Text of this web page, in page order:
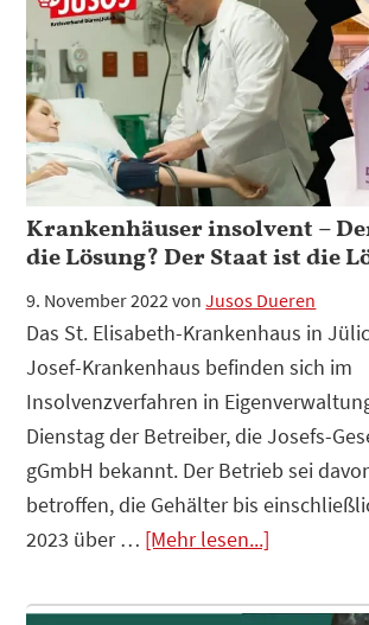
fordern:
KFZ-
Kennzeichen
„Monschau“-
GO
Verbot
Krankenhäuser insolvent –
die Lösung? Der Staat ist die
9. November 2022 vonJusos Dueren
Das St. Elisabeth-Krankenhaus in
Josef-Krankenhaus befinden sich im
Insolvenzverfahren in
Dienstag der Betreiber, die Josefs-
gGmbH bekannt. Der Betrieb sei
betroffen, die Gehälter bis
2023 über … [Mehr lesen...]
Plugin